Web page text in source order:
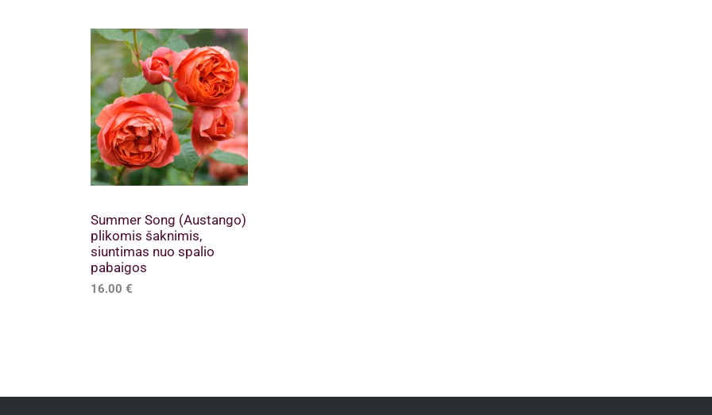
Summer Song (Austango)
plikomis šaknimis,
siuntimas nuo spalio
pabaigos
16.00 €